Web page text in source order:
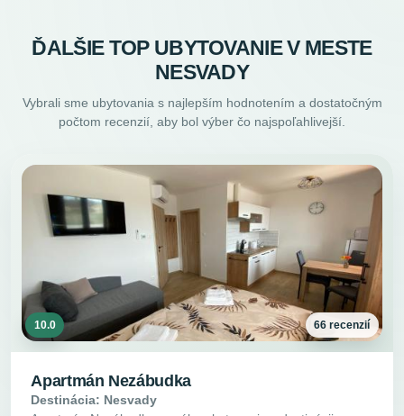
ĎALŠIE TOP UBYTOVANIE V MESTE
NESVADY
Vybrali sme ubytovania s najlepším hodnotením a dostatočným
počtom recenzií, aby bol výber čo najspoľahlivejší.
10.0 66 recenzií
Apartmán Nezábudka
Destinácia: Nesvady